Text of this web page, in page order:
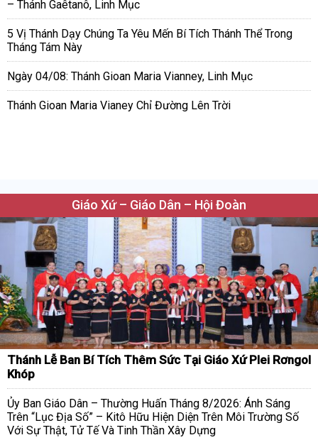
– Thánh Gaêtanô, Linh Mục
5 Vị Thánh Dạy Chúng Ta Yêu Mến Bí Tích Thánh Thể Trong
Tháng Tám Này
Ngày 04/08: Thánh Gioan Maria Vianney, Linh Mục
Thánh Gioan Maria Vianey Chỉ Đường Lên Trời
Giáo Xứ – Giáo Dân – Hội Đoàn
Thánh Lễ Ban Bí Tích Thêm Sức Tại Giáo Xứ Plei Rơngol
Khóp
Ủy Ban Giáo Dân – Thường Huấn Tháng 8/2026: Ánh Sáng
Trên “Lục Địa Số” – Kitô Hữu Hiện Diện Trên Môi Trường Số
Với Sự Thật, Tử Tế Và Tinh Thần Xây Dựng